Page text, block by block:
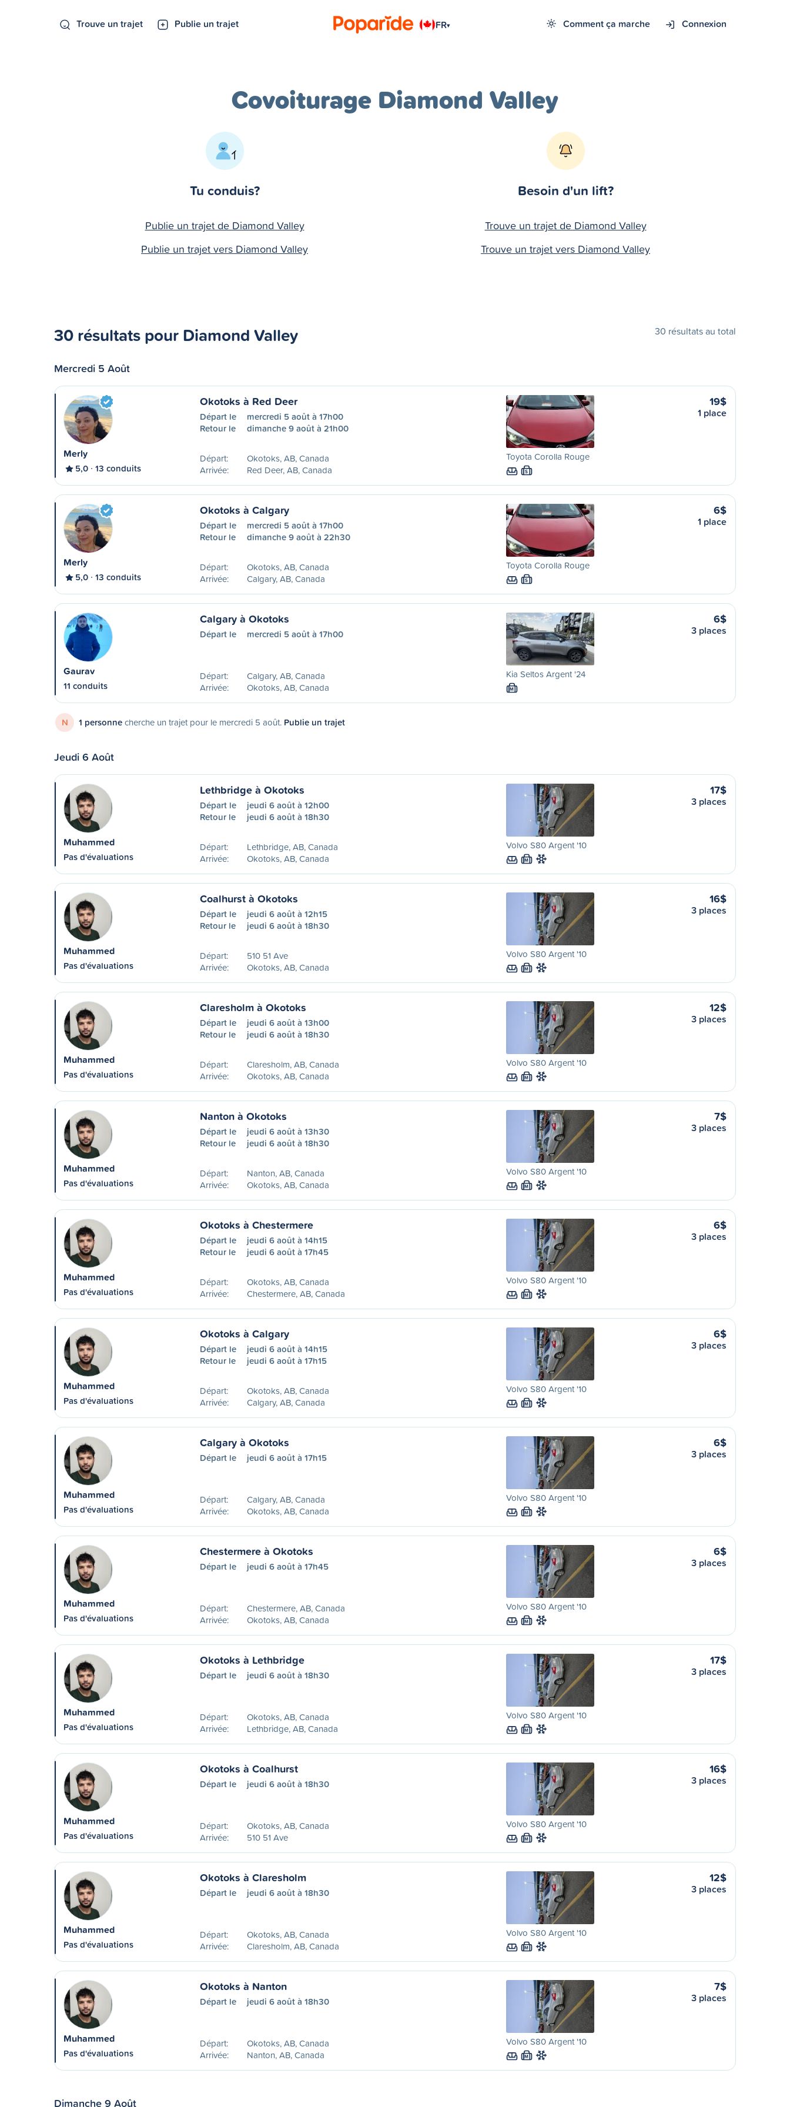
Trouve un trajet Publie un trajet FR▾ Comment ça marche Connexion
Covoiturage Diamond Valley
Tu conduis?
Publie un trajet de Diamond Valley
Publie un trajet vers Diamond Valley
Besoin d'un lift?
Trouve un trajet de Diamond Valley
Trouve un trajet vers Diamond Valley
30 résultats pour Diamond Valley 30 résultats au total
Mercredi 5 Août
Merly
5,0 13 conduits
Okotoks à Red Deer
Départ le
mercredi 5 août à 17h00
Retour le
dimanche 9 août à 21h00
Départ:
Okotoks, AB, Canada
Arrivée:
Red Deer, AB, Canada
Toyota Corolla Rouge
S
19$
1 place
Merly
5,0 13 conduits
Okotoks à Calgary
Départ le
mercredi 5 août à 17h00
Retour le
dimanche 9 août à 22h30
Départ:
Okotoks, AB, Canada
Arrivée:
Calgary, AB, Canada
Toyota Corolla Rouge
S
6$
1 place
Gaurav
11 conduits
Calgary à Okotoks
Départ le mercredi 5 août à 17h00
Départ:
Calgary, AB, Canada
Arrivée:
Okotoks, AB, Canada
Kia Seltos Argent '24
M
6$
3 places
N 1 personnecherche un trajet pour le mercredi 5 août. Publie un trajet
Jeudi 6 Août
Muhammed
Pas d'évaluations
Lethbridge à Okotoks
Départ le
jeudi 6 août à 12h00
Retour le
jeudi 6 août à 18h30
Départ:
Lethbridge, AB, Canada
Arrivée:
Okotoks, AB, Canada
Volvo S80 Argent '10
M
17$
3 places
Muhammed
Pas d'évaluations
Coalhurst à Okotoks
Départ le
jeudi 6 août à 12h15
Retour le
jeudi 6 août à 18h30
Départ:
510 51 Ave
Arrivée:
Okotoks, AB, Canada
Volvo S80 Argent '10
M
16$
3 places
Muhammed
Pas d'évaluations
Claresholm à Okotoks
Départ le
jeudi 6 août à 13h00
Retour le
jeudi 6 août à 18h30
Départ:
Claresholm, AB, Canada
Arrivée:
Okotoks, AB, Canada
Volvo S80 Argent '10
M
12$
3 places
Muhammed
Pas d'évaluations
Nanton à Okotoks
Départ le
jeudi 6 août à 13h30
Retour le
jeudi 6 août à 18h30
Départ:
Nanton, AB, Canada
Arrivée:
Okotoks, AB, Canada
Volvo S80 Argent '10
M
7$
3 places
Muhammed
Pas d'évaluations
Okotoks à Chestermere
Départ le
jeudi 6 août à 14h15
Retour le
jeudi 6 août à 17h45
Départ:
Okotoks, AB, Canada
Arrivée:
Chestermere, AB, Canada
Volvo S80 Argent '10
M
6$
3 places
Muhammed
Pas d'évaluations
Okotoks à Calgary
Départ le
jeudi 6 août à 14h15
Retour le
jeudi 6 août à 17h15
Départ:
Okotoks, AB, Canada
Arrivée:
Calgary, AB, Canada
Volvo S80 Argent '10
M
6$
3 places
Muhammed
Pas d'évaluations
Calgary à Okotoks
Départ le jeudi 6 août à 17h15
Départ:
Calgary, AB, Canada
Arrivée:
Okotoks, AB, Canada
Volvo S80 Argent '10
M
6$
3 places
Muhammed
Pas d'évaluations
Chestermere à Okotoks
Départ le jeudi 6 août à 17h45
Départ:
Chestermere, AB, Canada
Arrivée:
Okotoks, AB, Canada
Volvo S80 Argent '10
M
6$
3 places
Muhammed
Pas d'évaluations
Okotoks à Lethbridge
Départ le jeudi 6 août à 18h30
Départ:
Okotoks, AB, Canada
Arrivée:
Lethbridge, AB, Canada
Volvo S80 Argent '10
M
17$
3 places
Muhammed
Pas d'évaluations
Okotoks à Coalhurst
Départ le jeudi 6 août à 18h30
Départ:
Okotoks, AB, Canada
Arrivée:
510 51 Ave
Volvo S80 Argent '10
M
16$
3 places
Muhammed
Pas d'évaluations
Okotoks à Claresholm
Départ le jeudi 6 août à 18h30
Départ:
Okotoks, AB, Canada
Arrivée:
Claresholm, AB, Canada
Volvo S80 Argent '10
M
12$
3 places
Muhammed
Pas d'évaluations
Okotoks à Nanton
Départ le jeudi 6 août à 18h30
Départ:
Okotoks, AB, Canada
Arrivée:
Nanton, AB, Canada
Volvo S80 Argent '10
M
7$
3 places
Dimanche 9 Août